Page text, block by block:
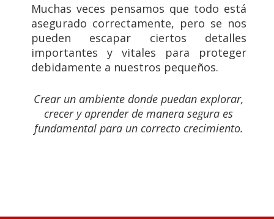
Muchas veces pensamos que todo está
asegurado correctamente, pero se nos
pueden escapar ciertos detalles
importantes y vitales para proteger
debidamente a nuestros pequeños.
Crear un ambiente donde puedan explorar,
crecer y aprender de manera segura es
fundamental para un correcto crecimiento.